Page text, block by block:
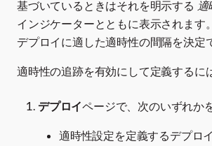
基づいているときはそれを明示する 適
インジケーターとともに表示されます
デプロイに適した適時性の間隔を決定
適時性の追跡を有効にして定義するに
デプロイページで、次のいずれか
適時性設定を定義するデプロ